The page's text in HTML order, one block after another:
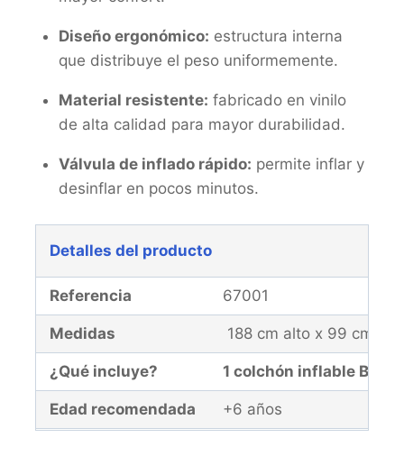
Diseño ergonómico: estructura interna
que distribuye el peso uniformemente.
Material resistente: fabricado en vinilo
de alta calidad para mayor durabilidad.
Válvula de inflado rápido: permite inflar y
desinflar en pocos minutos.
Detalles del producto
Referencia 67001
Medidas 188 cm alto x 99 cm
¿Qué incluye? 1 colchón inflable
Edad recomendada +6 años